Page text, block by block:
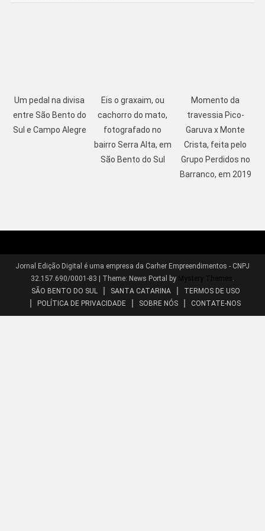
Um pedal na divisa
entre São Bento do
Sul e Campo Alegre
Eis o graxaim, ou
cachorro do mato,
fotografado no
bairro Serra Alta, em
São Bento do Sul
Momento da
travessia Pico-
Garuva x Monte
Crista, feita pelo
Grupo Perdidos no
Barranco, em 2019
Jornal Edição Digital é uma empresa da Carher Empreendimentos - CNPJ
32.157.690/0001-83
Theme: News Portal by Mystery Themes .
SÃO BENTO DO SUL
SANTA CATARINA
TERMOS DE USO
POLÍTICA DE PRIVACIDADE
SOBRE NÓS CONTATE-NOS